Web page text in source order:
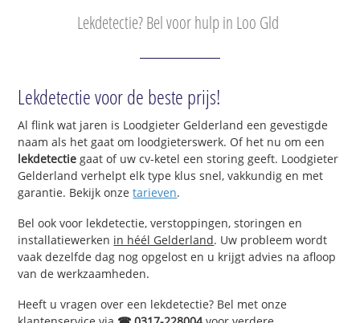
Lekdetectie? Bel voor hulp in Loo Gld
Lekdetectie voor de beste prijs!
Al flink wat jaren is Loodgieter Gelderland een gevestigde
naam als het gaat om loodgieterswerk. Of het nu om een
lekdetectie gaat of uw cv-ketel een storing geeft. Loodgieter
Gelderland verhelpt elk type klus snel, vakkundig en met
garantie. Bekijk onzetarieven.
Bel ook voor lekdetectie, verstoppingen, storingen en
installatiewerken in héél Gelderland. Uw probleem wordt
vaak dezelfde dag nog opgelost en u krijgt advies na afloop
van de werkzaamheden.
Heeft u vragen over een lekdetectie? Bel met onze